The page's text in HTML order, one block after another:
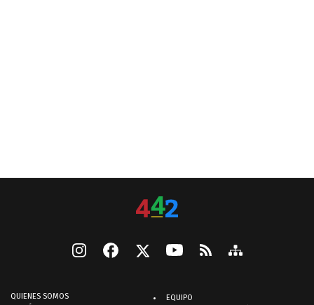
QUIENES SOMOS
EQUIPO